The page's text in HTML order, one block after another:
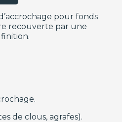
pour fonds
recouverte par une
de clous, agrafes).